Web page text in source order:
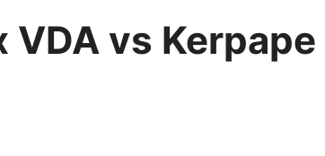
VDA vs Kerpape